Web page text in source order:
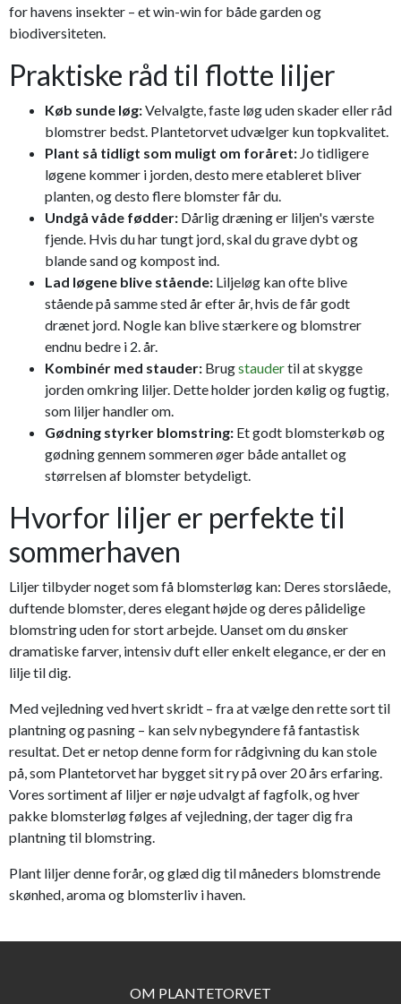
for havens insekter – et win-win for både garden og
biodiversiteten.
Praktiske råd til flotte liljer
Køb sunde løg:Velvalgte, faste løg uden skader eller råd
blomstrer bedst. Plantetorvet udvælger kun topkvalitet.
Plant så tidligt som muligt om foråret: Jo tidligere
løgene kommer i jorden, desto mere etableret bliver
planten, og desto flere blomster får du.
Undgå våde fødder: Dårlig dræning er liljen's værste
fjende. Hvis du har tungt jord, skal du grave dybt og
blande sand og kompost ind.
Lad løgene blive stående: Liljeløg kan ofte blive
stående på samme sted år efter år, hvis de får godt
drænet jord. Nogle kan blive stærkere og blomstrer
endnu bedre i 2. år.
Kombinér med stauder: Brugstaudertil at skygge
jorden omkring liljer. Dette holder jorden kølig og fugtig,
som liljer handler om.
Gødning styrker blomstring: Et godt blomsterkøb og
gødning gennem sommeren øger både antallet og
størrelsen af blomster betydeligt.
Hvorfor liljer er perfekte til
sommerhaven
Liljer tilbyder noget som få blomsterløg kan: Deres storslåede,
duftende blomster, deres elegant højde og deres pålidelige
blomstring uden for stort arbejde. Uanset om du ønsker
dramatiske farver, intensiv duft eller enkelt elegance, er der en
lilje til dig.
Med vejledning ved hvert skridt – fra at vælge den rette sort til
plantning og pasning – kan selv nybegyndere få fantastisk
resultat. Det er netop denne form for rådgivning du kan stole
på, som Plantetorvet har bygget sit ry på over 20 års erfaring.
Vores sortiment af liljer er nøje udvalgt af fagfolk, og hver
pakke blomsterløg følges af vejledning, der tager dig fra
plantning til blomstring.
Plant liljer denne forår, og glæd dig til måneders blomstrende
skønhed, aroma og blomsterliv i haven.
OM PLANTETORVET